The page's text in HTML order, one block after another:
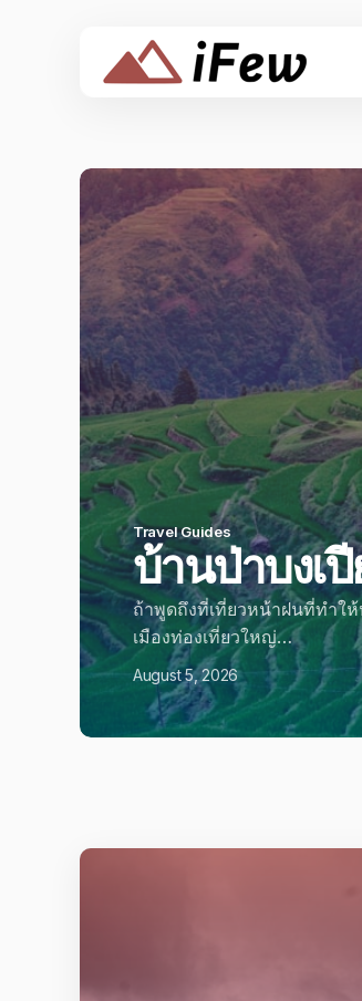
Travel Guides
บ้านป่าบงเปียง
ถ้าพูดถึงที่เที่ยวหน้าฝนที่ทำให้หนูอยากเ
เมืองท่องเที่ยวใหญ่…
August 5, 2026